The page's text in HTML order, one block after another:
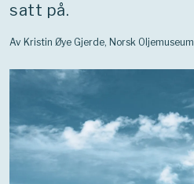
satt på.
Av Kristin Øye Gjerde, Norsk Oljemuseum